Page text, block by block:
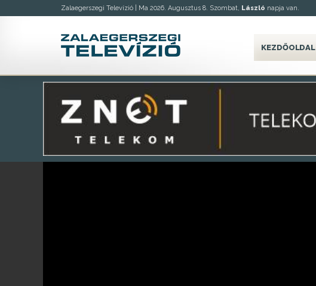
Zalaegerszegi Televízió | Ma 2026. Augusztus 8. Szombat, László napja van.
KEZDŐOLDAL